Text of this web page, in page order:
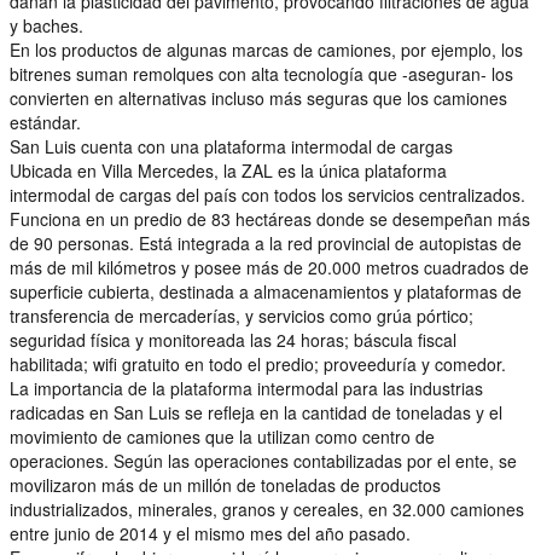
y baches.
En los productos de algunas marcas de camiones, por ejemplo, los
bitrenes suman remolques con alta tecnología que -aseguran- los
convierten en alternativas incluso más seguras que los camiones
estándar.
San Luis cuenta con una plataforma intermodal de cargas
Ubicada en Villa Mercedes, la ZAL es la única plataforma
intermodal de cargas del país con todos los servicios centralizados.
Funciona en un predio de 83 hectáreas donde se desempeñan más
de 90 personas. Está integrada a la red provincial de autopistas de
más de mil kilómetros y posee más de 20.000 metros cuadrados de
superficie cubierta, destinada a almacenamientos y plataformas de
transferencia de mercaderías, y servicios como grúa pórtico;
seguridad física y monitoreada las 24 horas; báscula fiscal
habilitada; wifi gratuito en todo el predio; proveeduría y comedor.
La importancia de la plataforma intermodal para las industrias
radicadas en San Luis se refleja en la cantidad de toneladas y el
movimiento de camiones que la utilizan como centro de
operaciones. Según las operaciones contabilizadas por el ente, se
movilizaron más de un millón de toneladas de productos
industrializados, minerales, granos y cereales, en 32.000 camiones
entre junio de 2014 y el mismo mes del año pasado.